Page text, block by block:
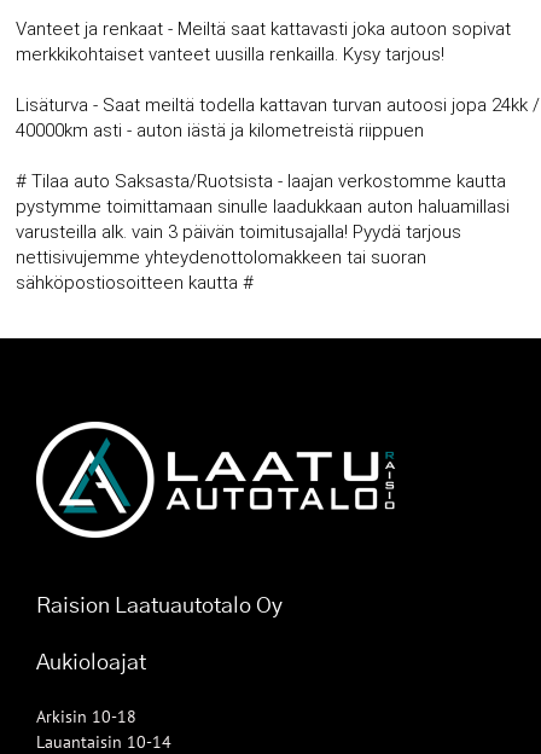
Vanteet ja renkaat - Meiltä saat kattavasti joka autoon sopivat
merkkikohtaiset vanteet uusilla renkailla. Kysy tarjous!
Lisäturva - Saat meiltä todella kattavan turvan autoosi jopa 24kk /
40000km asti - auton iästä ja kilometreistä riippuen
# Tilaa auto Saksasta/Ruotsista - laajan verkostomme kautta
pystymme toimittamaan sinulle laadukkaan auton haluamillasi
varusteilla alk. vain 3 päivän toimitusajalla! Pyydä tarjous
nettisivujemme yhteydenottolomakkeen tai suoran
sähköpostiosoitteen kautta #
Raision Laatuautotalo Oy
Aukioloajat
Arkisin 10-18
Lauantaisin 10-14